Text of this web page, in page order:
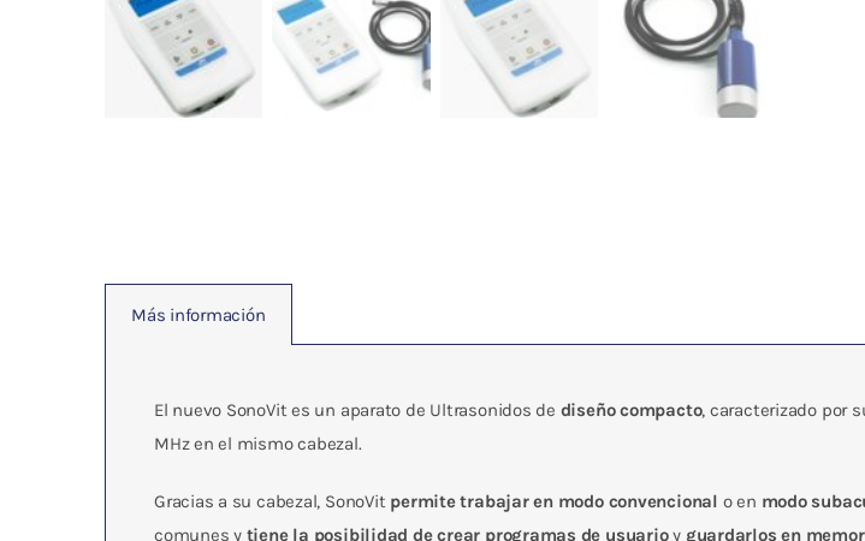
Más información
El nuevo SonoVit es un aparato de Ultrasonidos de diseño compacto, caracterizado por
MHz en el mismo cabezal.
Gracias a su cabezal, SonoVit permite trabajar en modo convencional o en modo
comunes y tiene la posibilidad de crear programas de usuarioy guardarlos en